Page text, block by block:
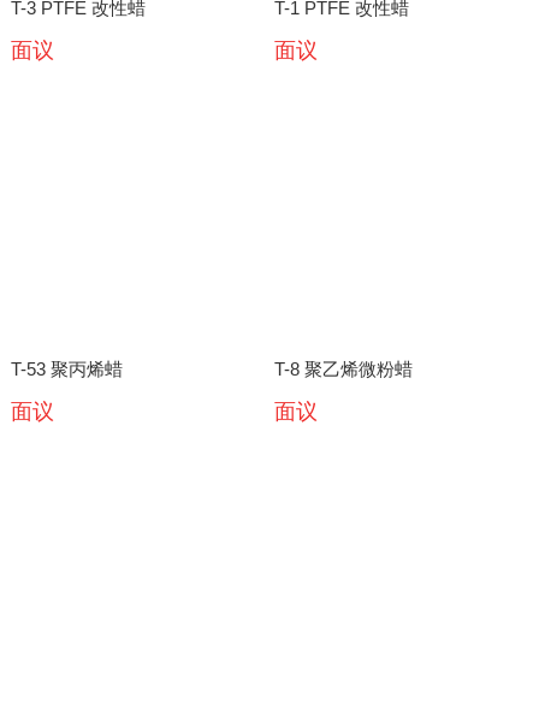
T-3 PTFE 改性蜡
面议
T-1 PTFE 改性蜡
面议
T-53 聚丙烯蜡
面议
T-8 聚乙烯微粉蜡
面议